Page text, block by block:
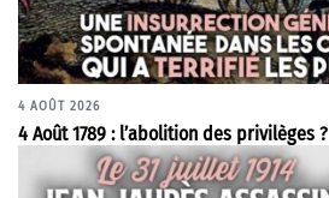
4 AOÛT 2026
4 Août 1789 : l’abolition des privilèges ?